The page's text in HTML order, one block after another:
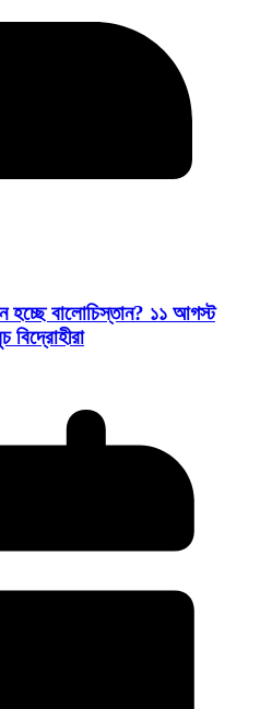
হচ্ছে বালোচিস্তান? ১১ আগস্ট
বিদ্রোহীরা